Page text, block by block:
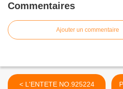
Commentaires
Ajouter un commentaire
< L'ENTETE NO.925224